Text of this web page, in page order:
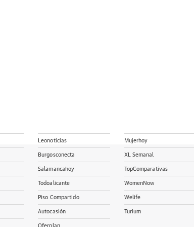
Leonoticias
Burgosconecta
Salamancahoy
Todoalicante
Piso Compartido
Autocasión
Oferplan
Mujerhoy
XL Semanal
TopComparativas
WomenNow
Welife
Turium